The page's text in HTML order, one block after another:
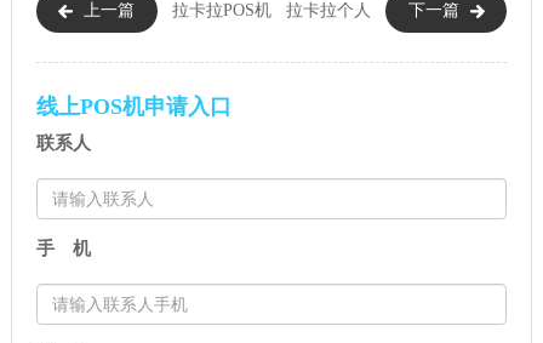
上一篇 拉卡拉POS机
理！
下一篇
拉卡拉个人
线上POS机申请入口
联系人
手 机